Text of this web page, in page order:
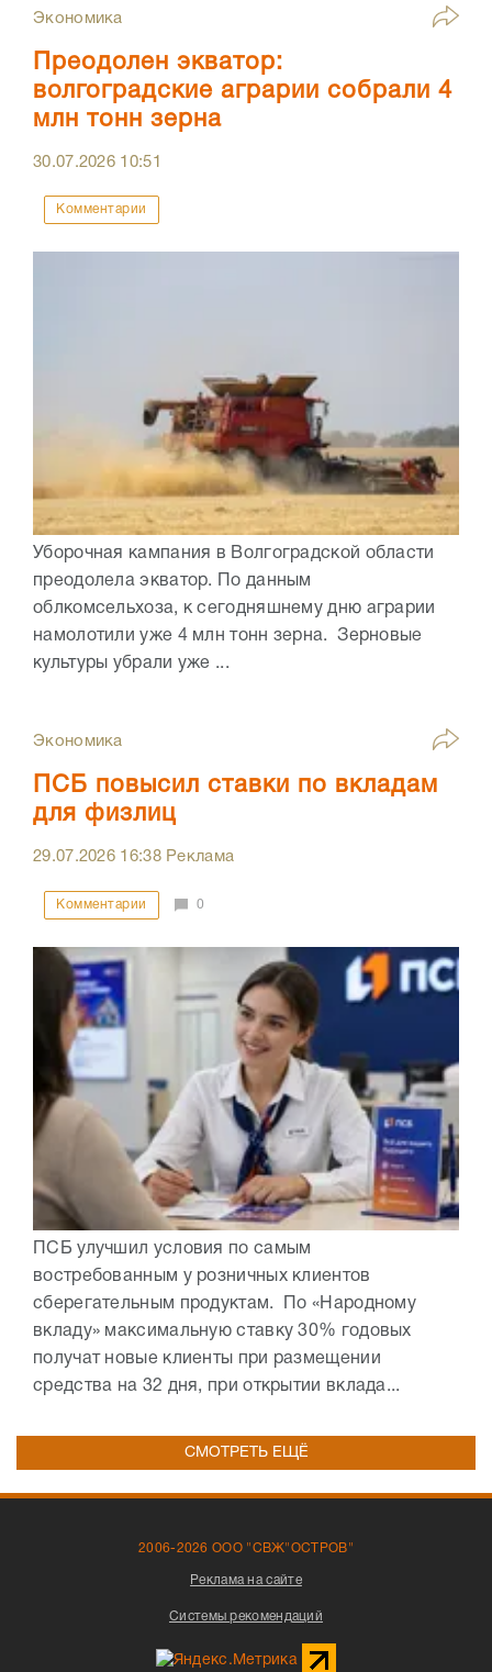
Экономика
Преодолен экватор:
волгоградские аграрии собрали 4
млн тонн зерна
30.07.2026 10:51
Комментарии
Уборочная кампания в Волгоградской области
преодолела экватор. По данным
облкомсельхоза, к сегодняшнему дню аграрии
намолотили уже 4 млн тонн зерна. Зерновые
культуры убрали уже ...
Экономика
ПСБ повысил ставки по вкладам
для физлиц
29.07.2026 16:38Реклама
Комментарии 0
ПСБ улучшил условия по самым
востребованным у розничных клиентов
сберегательным продуктам. По «Народному
вкладу» максимальную ставку 30% годовых
получат новые клиенты при размещении
средства на 32 дня, при открытии вклада...
СМОТРЕТЬ ЕЩЁ
2006-2026 ООО "СВЖ"ОСТРОВ"
Реклама на сайте
Системы рекомендаций